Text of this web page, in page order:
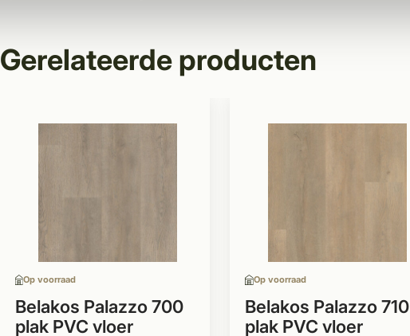
Gerelateerde producten
Op voorraad
Belakos Palazzo 700
plak PVC vloer
Op voorraad
Belakos Palazzo 710
plak PVC vloer